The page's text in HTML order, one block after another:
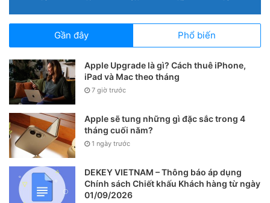
Gần đây Phổ biến
Apple Upgrade là gì? Cách thuê iPhone,
iPad và Mac theo tháng
7 giờ trước
Apple sẽ tung những gì đặc sắc trong 4
tháng cuối năm?
1 ngày trước
DEKEY VIETNAM – Thông báo áp dụng
Chính sách Chiết khấu Khách hàng từ ngày
01/09/2026